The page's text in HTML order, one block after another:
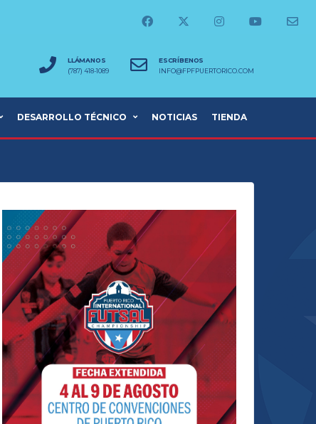
LLÁMANOS
(787) 418-1089
ESCRÍBENOS
INFO@FPFPUERTORICO.COM
DESARROLLO TÉCNICO NOTICIAS TIENDA